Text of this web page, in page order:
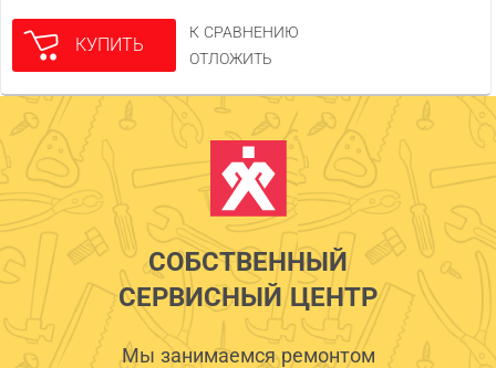
КУПИТЬ
К СРАВНЕНИЮ
ОТЛОЖИТЬ
СОБСТВЕННЫЙ
СЕРВИСНЫЙ ЦЕНТР
Мы занимаемся ремонтом